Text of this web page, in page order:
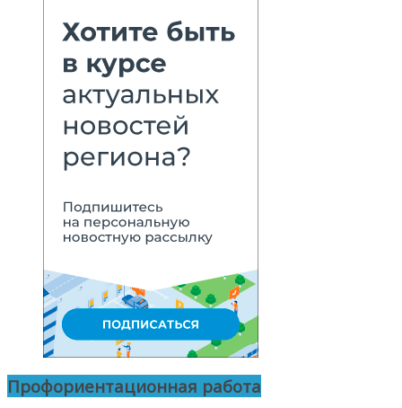
Профориентационная работа